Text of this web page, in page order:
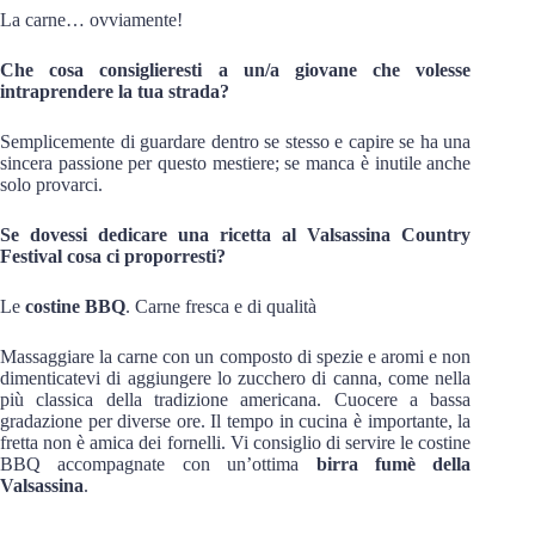
La carne… ovviamente!
Che cosa consiglieresti a un/a giovane che volesse
intraprendere la tua strada?
Semplicemente di guardare dentro se stesso e capire se ha una
sincera passione per questo mestiere; se manca è inutile anche
solo provarci.
Se dovessi dedicare una ricetta al Valsassina Country
Festival cosa ci proporresti?
Le costine BBQ. Carne fresca e di qualità
Massaggiare la carne con un composto di spezie e aromi e non
dimenticatevi di aggiungere lo zucchero di canna, come nella
più classica della tradizione americana. Cuocere a bassa
gradazione per diverse ore. Il tempo in cucina è importante, la
fretta non è amica dei fornelli. Vi consiglio di servire le costine
BBQ accompagnate con un’ottima birra fumè della
Valsassina.